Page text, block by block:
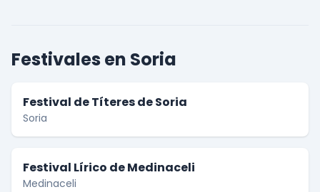
Festivales en Soria
Festival de Títeres de Soria
Soria
Festival Lírico de Medinaceli
Medinaceli